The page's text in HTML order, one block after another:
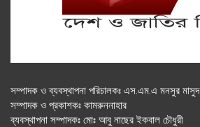
সম্পাদক ও ব্যবস্থাপনা পরিচালকঃ এস.এম.এ মনসুর মাসুদ
সম্পাদক ও প্রকাশকঃ কামরুননাহার
ব্যবস্থাপনা সম্পাদকঃ মোঃ আবু নাছের ইকবাল চৌধুরী